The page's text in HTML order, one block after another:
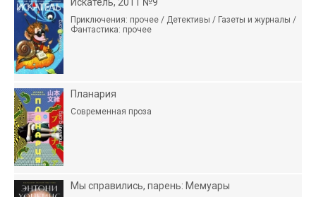
Приключения: прочее / Детективы / Газеты и журналы /
Фантастика: прочее
Планария
Современная проза
Мы справились, парень: Мемуары